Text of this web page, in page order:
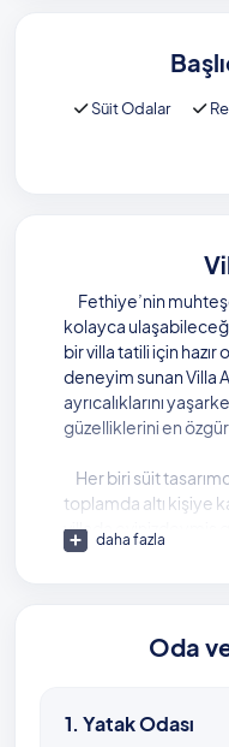
Süit Odalar
Fethiye’nin
kolayca
bir villa tatili için hazır
deneyim sunan Villa
ayrıcalıklarını
güzelliklerini en
Her biri süit
toplamda altı kişiye
villada evinizdeymiş
En konforlu
Özel yüzme
daha fazla
Oda
1. Yatak Odası